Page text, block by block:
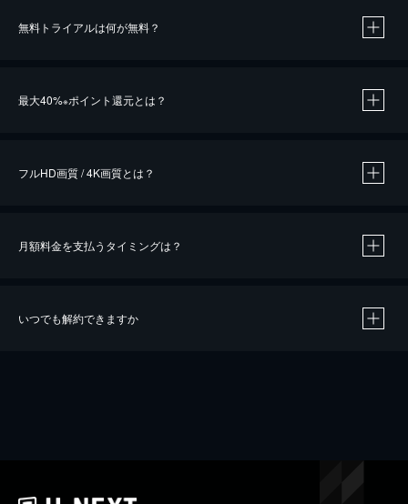
無料トライアルは何が無料？
最大40%※ポイント還元とは？
※40％ポイント還元の対象は、クレジットカード決済による作品の購入 / レンタルです。
iOSアプリのUコイン決済による作品の購入 / レンタルは、20％のポイント還元です。
フルHD画質 / 4K画質とは？
月額料金を支払うタイミングは？
いつでも解約できますか